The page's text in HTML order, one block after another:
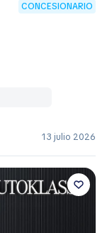
CONCESIONARIO
13 julio 2026